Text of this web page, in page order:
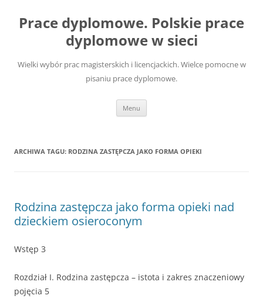
treści
Prace dyplomowe. Polskie prace
dyplomowe w sieci
Wielki wybór prac magisterskich i licencjackich. Wielce pomocne w
pisaniu prace dyplomowe.
Menu
ARCHIWA TAGU: RODZINA ZASTĘPCZA JAKO FORMA OPIEKI
Rodzina zastępcza jako forma opieki nad
dzieckiem osieroconym
Wstęp 3
Rozdział I. Rodzina zastępcza – istota i zakres znaczeniowy
pojęcia 5